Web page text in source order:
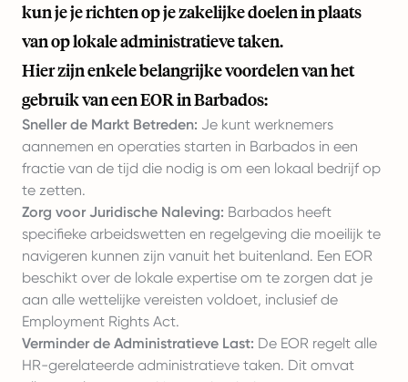
kun je je richten op je zakelijke doelen in plaats
van op lokale administratieve taken.
Hier zijn enkele belangrijke voordelen van het
gebruik van een EOR in Barbados:
Sneller de Markt Betreden: Je kunt werknemers
aannemen en operaties starten in Barbados in een
fractie van de tijd die nodig is om een lokaal bedrijf op
te zetten.
Zorg voor Juridische Naleving: Barbados heeft
specifieke arbeidswetten en regelgeving die moeilijk te
navigeren kunnen zijn vanuit het buitenland. Een EOR
beschikt over de lokale expertise om te zorgen dat je
aan alle wettelijke vereisten voldoet, inclusief de
Employment Rights Act.
Verminder de Administratieve Last: De EOR regelt alle
HR-gerelateerde administratieve taken. Dit omvat